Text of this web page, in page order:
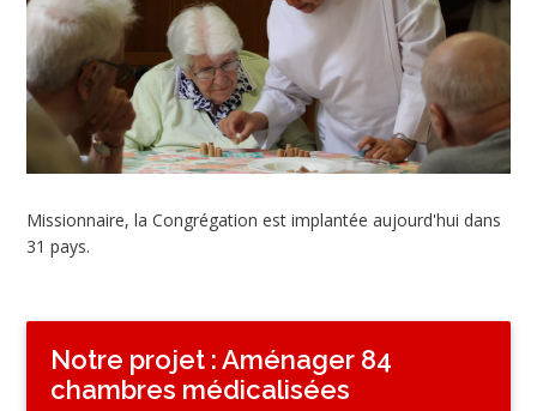
Missionnaire, la Congrégation est implantée aujourd'hui dans
31 pays.
Notre projet : Aménager 84
chambres médicalisées